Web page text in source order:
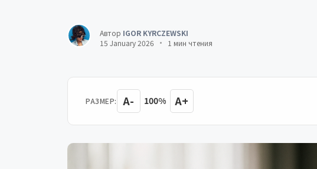
Автор IGOR KYRCZEWSKI
15 January 2026
1 мин чтения
РАЗМЕР: A- 100% A+